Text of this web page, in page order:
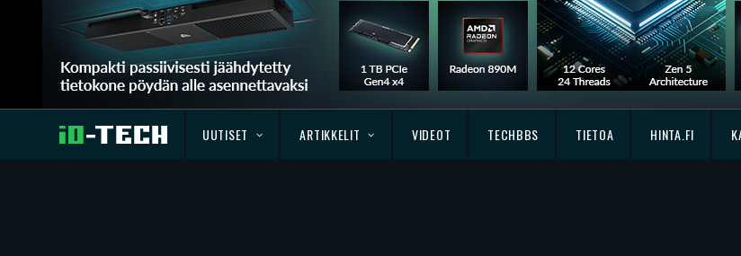
UUTISET ARTIKKELIT VIDEOT TECHBBS TIETOA HINTA.FI